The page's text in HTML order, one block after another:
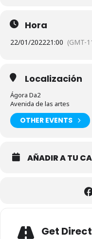
Hora
22/01/202221:00 (GMT-
Localización
Ágora Da2
Avenida de las artes
OTHER EVENTS
AÑADIR A TU
Get